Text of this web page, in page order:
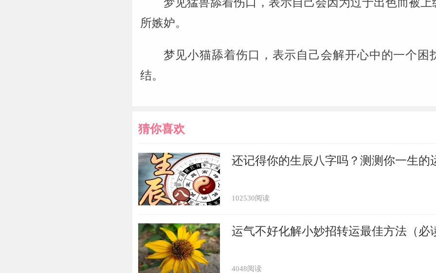
所嫉妒。
梦见小猫舔着伤口，表示自己会解开心中的一个困
结。
猜你喜欢
还记得你的生辰八字吗？测测你一生的
102530阅读
运气不好化解小妙招转运最佳方法（必
4048阅读